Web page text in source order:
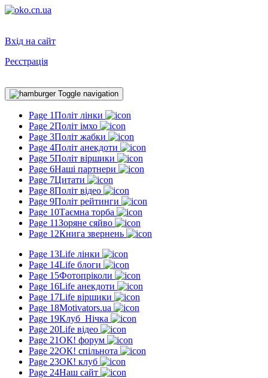
Вхід на сайт
Реєстрація
Toggle navigation
Page 1Політ лінки
Page 2Політ імхо
Page 3Політ жабки
Page 4Політ анекдоти
Page 5Політ віршики
Page 6Наші партнери
Page 7Цитати
Page 8Політ відео
Page 9Політ рейтинги
Page 10Таємна торба
Page 11Зоряне сяйво
Page 12Книга звернень
Page 13Life лінки
Page 14Life блоги
Page 15Фотопріколи
Page 16Life анекдоти
Page 17Life віршики
Page 18Motivators.ua
Page 19Клуб_Нічка
Page 20Life відео
Page 21ОК! форум
Page 22ОК! спільнота
Page 23ОК! клуб
Page 24Наш сайт